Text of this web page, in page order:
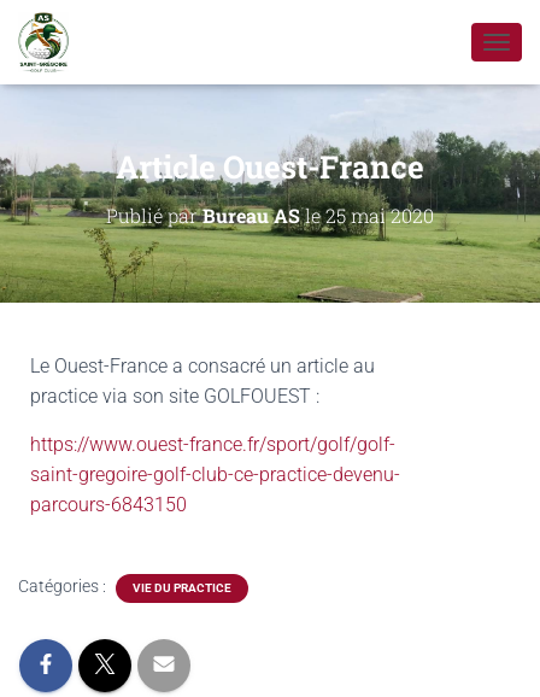
D
É
I
E
L
A
N
A
Article Ouest-France
Publié parBureau ASle25 mai 2020
Le Ouest-France a consacré un article au
practice via son site GOLFOUEST :
https://www.ouest-france.fr/sport/golf/golf-
saint-gregoire-golf-club-ce-practice-devenu-
parcours-6843150
Catégories : VIE DU PRACTICE